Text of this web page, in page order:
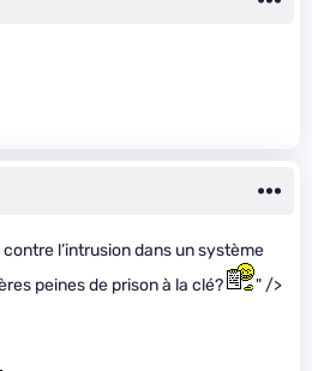
contre l’intrusion dans un système
peines de prison à la clé?
" />